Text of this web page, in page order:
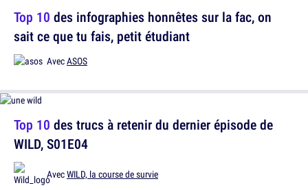
Top 10 des trucs à retenir du dernier épisode de
WILD, S01E04
AvecWILD, la course de survie
Top 10 des infographies honnêtes sur la fac, on
sait ce que tu fais, petit étudiant
AvecASOS